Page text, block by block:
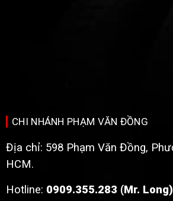
CHI NHÁNH PHẠM VĂN ĐỒNG
Địa chỉ: 598 Phạm Văn Đồng,
HCM.
Hotline: 0909.355.283 (Mr. Long)